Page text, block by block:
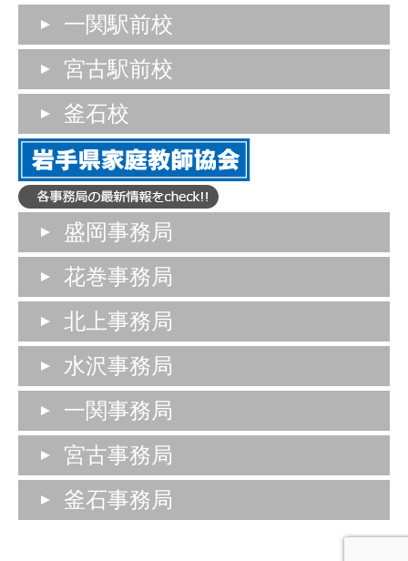
一関駅前校
宮古駅前校
釜石校
盛岡事務局
花巻事務局
北上事務局
水沢事務局
一関事務局
宮古事務局
釜石事務局